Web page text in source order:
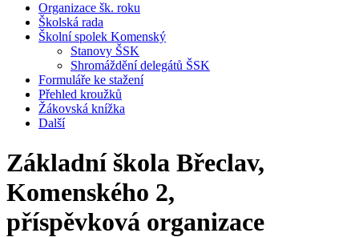
Organizace šk. roku
Školská rada
Školní spolek Komenský
Stanovy ŠSK
Shromáždění delegátů ŠSK
Formuláře ke stažení
Přehled kroužků
Žákovská knížka
Další
Základní škola Břeclav,
Komenského 2,
příspěvková organizace